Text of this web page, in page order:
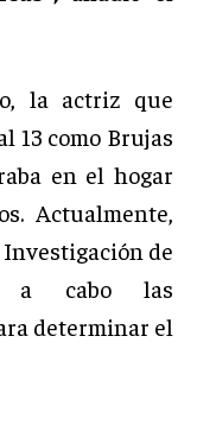
la actriz que
13 como Brujas
en el hogar
Actualmente,
de
a cabo las
determinar el